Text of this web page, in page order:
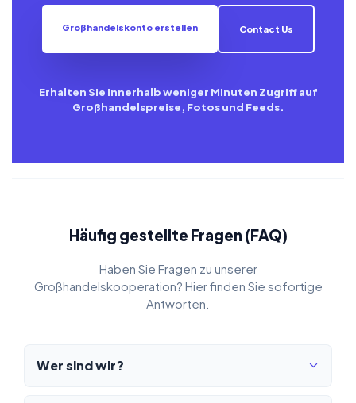
Großhandelskonto erstellen Contact Us
Erhalten Sie innerhalb weniger Minuten Zugriff auf
Großhandelspreise, Fotos und Feeds.
Häufig gestellte Fragen (FAQ)
Haben Sie Fragen zu unserer
Großhandelskooperation? Hier finden Sie sofortige
Antworten.
Wer sind wir?